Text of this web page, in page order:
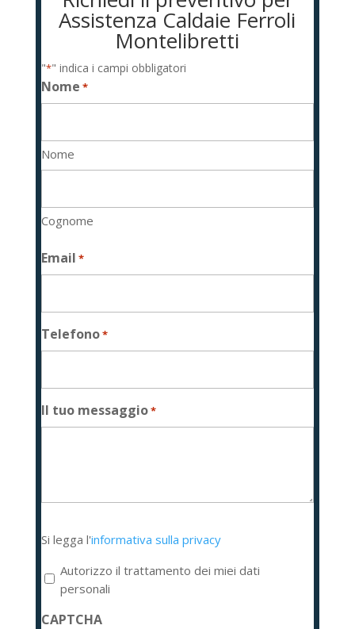
Assistenza Caldaie Ferroli
Montelibretti
"*" indica i campi obbligatori
Nome *
Nome
Cognome
Email *
Telefono*
Il tuo messaggio*
legga
l'informativa
sulla
privacy
*
Si legga l'informativa sulla privacy
Autorizzo il trattamento dei miei dati
personali
CAPTCHA